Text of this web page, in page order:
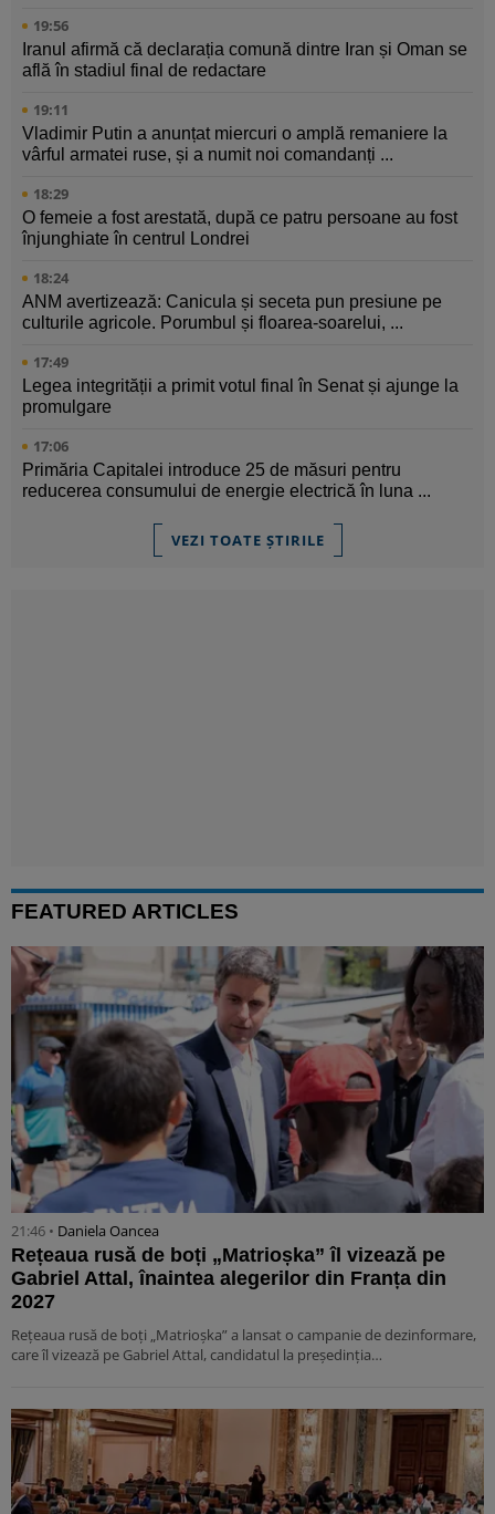
19:56
Iranul afirmă că declarația comună dintre Iran și Oman se
află în stadiul final de redactare
19:11
Vladimir Putin a anunțat miercuri o amplă remaniere la
vârful armatei ruse, și a numit noi comandanți ...
18:29
O femeie a fost arestată, după ce patru persoane au fost
înjunghiate în centrul Londrei
18:24
ANM avertizează: Canicula și seceta pun presiune pe
culturile agricole. Porumbul și floarea-soarelui, ...
17:49
Legea integrității a primit votul final în Senat și ajunge la
promulgare
17:06
Primăria Capitalei introduce 25 de măsuri pentru
reducerea consumului de energie electrică în luna ...
VEZI TOATE ȘTIRILE
FEATURED ARTICLES
21:46 • Daniela Oancea
Rețeaua rusă de boți „Matrioșka” îl vizează pe
Gabriel Attal, înaintea alegerilor din Franța din
2027
Rețeaua rusă de boți „Matrioșka” a lansat o campanie de dezinformare,
care îl vizează pe Gabriel Attal, candidatul la președinția…